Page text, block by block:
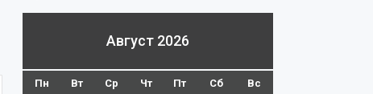
Август 2026
Пн Вт Ср Чт Пт Сб Вс